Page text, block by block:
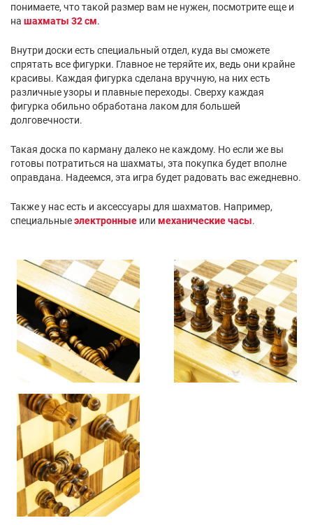
понимаете, что такой размер вам не нужен, посмотрите еще и
на шахматы 32 см.
Внутри доски есть специальный отдел, куда вы сможете
спрятать все фигурки. Главное не теряйте их, ведь они крайне
красивы. Каждая фигурка сделана вручную, на них есть
различные узоры и плавные переходы. Сверху каждая
фигурка обильно обработана лаком для большей
долговечности.
Такая доска по карману далеко не каждому. Но если же вы
готовы потратиться на шахматы, эта покупка будет вполне
оправдана. Надеемся, эта игра будет радовать вас ежедневно.
Также у нас есть и аксессуары для шахматов. Например,
специальныеэлектронные или механические часы.